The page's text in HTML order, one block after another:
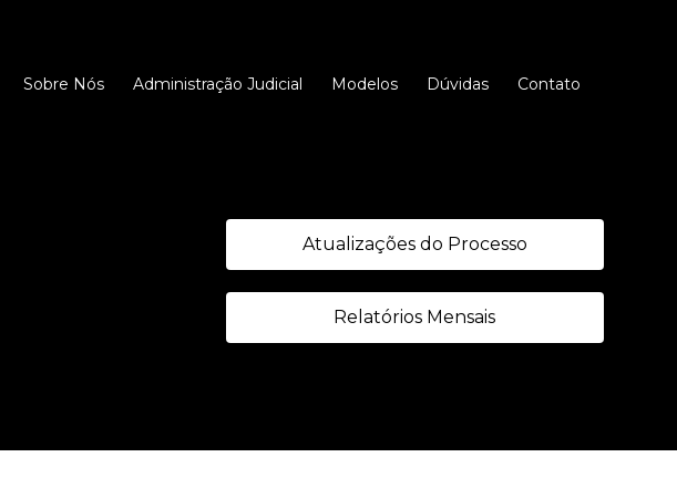
Sobre Nós Administração Judicial Modelos Dúvidas Contato
Atualizações do Processo
Relatórios Mensais